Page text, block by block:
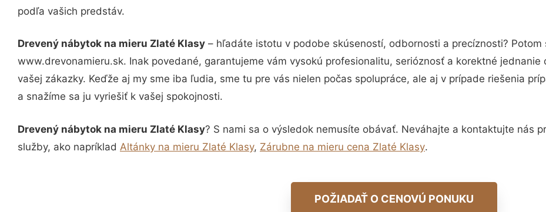
podľa vašich predstáv.
Drevený nábytok na mieru Zlaté Klasy – hľadáte istotu v podobe skúseností, odbornosti a precíznosti? Potom
www.drevonamieru.sk. Inak povedané, garantujeme vám vysokú profesionalitu, serióznosť a korektné
vašej zákazky. Keďže aj my sme iba ľudia, sme tu pre vás nielen počas spolupráce, ale aj v prípade riešenia
a snažíme sa ju vyriešiť k vašej spokojnosti.
Drevený nábytok na mieru Zlaté Klasy? S nami sa o výsledok nemusíte obávať. Neváhajte a kontaktujte nás
služby, ako napríklad Altánky na mieru Zlaté Klasy, Zárubne na mieru cena Zlaté Klasy.
POŽIADAŤ O CENOVÚ PONUKU